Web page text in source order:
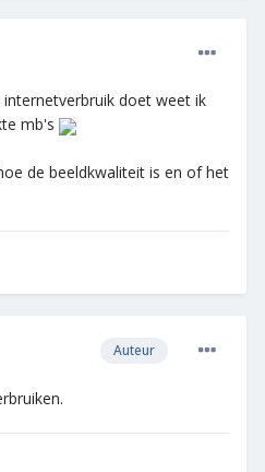
doet weet ik
mb's
de beeldkwaliteit is en of het
Auteur